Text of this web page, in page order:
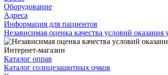
Оборудование
Адреса
Информация для пациентов
Независимая оценка качества условий
Интернет-магазин
Каталог оправ
Каталог солнцезащитных очков